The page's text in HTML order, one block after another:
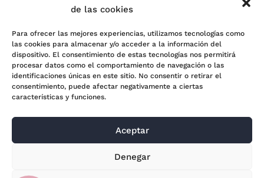
de las cookies
Para ofrecer las mejores experiencias, utilizamos tecnologías como
las cookies para almacenar y/o acceder a la información del
dispositivo. El consentimiento de estas tecnologías nos permitirá
procesar datos como el comportamiento de navegación o las
identificaciones únicas en este sitio. No consentir o retirar el
consentimiento, puede afectar negativamente a ciertas
características y funciones.
Aceptar
Denegar
Categorías
Actualidad
Noticias Jurídicas
Subastas
Aviso Legal